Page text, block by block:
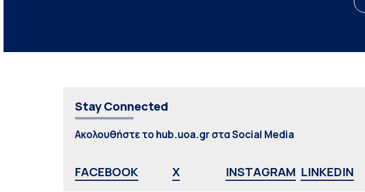
Stay Connected
Ακολουθήστε το hub.uoa.gr στα Social Media
FACEBOOK X INSTAGRAM LINKEDIN